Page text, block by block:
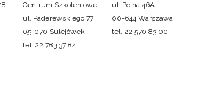
Centrum Szkoleniowe
ul. Paderewskiego 77
05-070 Sulejówek
tel. 22 783 37 84
ul. Polna 46A
00-644 Warszawa
tel. 22 570 83 00